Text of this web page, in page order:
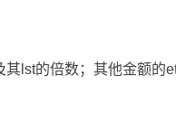
lst的倍数；其他金额的